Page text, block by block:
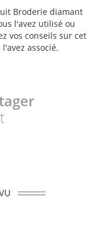
Broderie diamant
l'avez utilisé ou
vos conseils sur cet
associé.